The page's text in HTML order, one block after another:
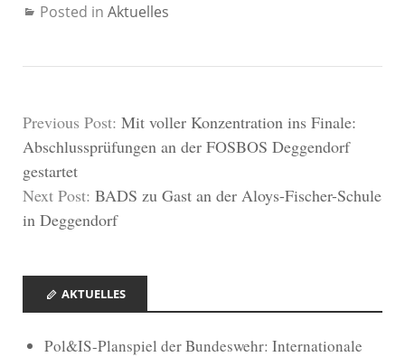
Posted in Aktuelles
Previous Post: Mit voller Konzentration ins Finale:
Abschlussprüfungen an der FOSBOS Deggendorf
gestartet
Next Post: BADS zu Gast an der Aloys-Fischer-Schule
in Deggendorf
AKTUELLES
Pol&IS-Planspiel der Bundeswehr: Internationale